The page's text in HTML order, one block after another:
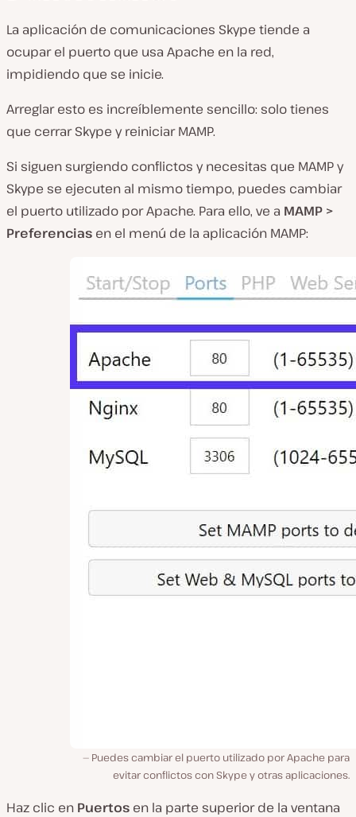
La aplicación de comunicaciones Skype tiende a
ocupar el puerto que usa Apache en la red,
impidiendo que se inicie.
Arreglar esto es increíblemente sencillo: solo tienes
que cerrar Skype y reiniciar MAMP.
Si siguen surgiendo conflictos y necesitas que MAMP y
Skype se ejecuten al mismo tiempo, puedes cambiar
el puerto utilizado por Apache. Para ello, ve a MAMP >
Preferencias en el menú de la aplicación MAMP:
Puedes cambiar el puerto utilizado por Apache para
evitar conflictos con Skype y otras aplicaciones.
Haz clic en Puertos en la parte superior de la ventana